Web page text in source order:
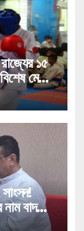
১৫
মেগা
সাংসদ!
বাদ